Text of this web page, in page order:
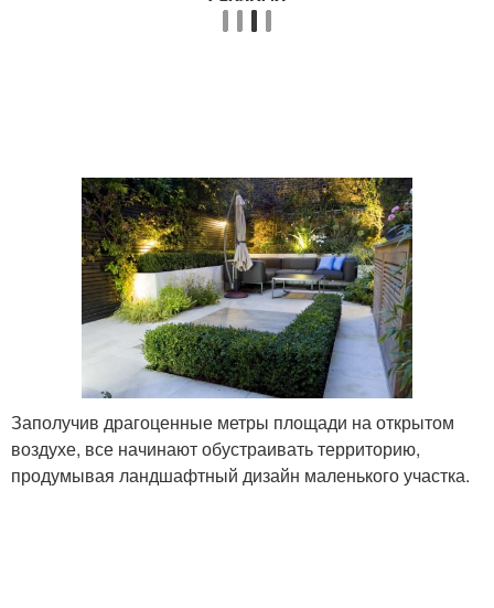
Заполучив драгоценные метры площади на открытом
воздухе, все начинают обустраивать территорию,
продумывая ландшафтный дизайн маленького участка.